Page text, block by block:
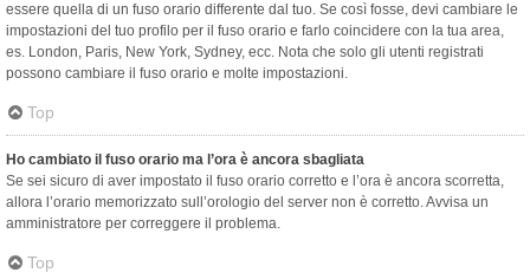
essere quella di un fuso orario differente dal tuo. Se così fosse, devi cambiare le
impostazioni del tuo profilo per il fuso orario e farlo coincidere con la tua area,
es. London, Paris, New York, Sydney, ecc. Nota che solo gli utenti registrati
possono cambiare il fuso orario e molte impostazioni.
Top
Ho cambiato il fuso orario ma l’ora è ancora sbagliata
Se sei sicuro di aver impostato il fuso orario corretto e l’ora è ancora scorretta,
allora l’orario memorizzato sull’orologio del server non è corretto. Avvisa un
amministratore per correggere il problema.
Top